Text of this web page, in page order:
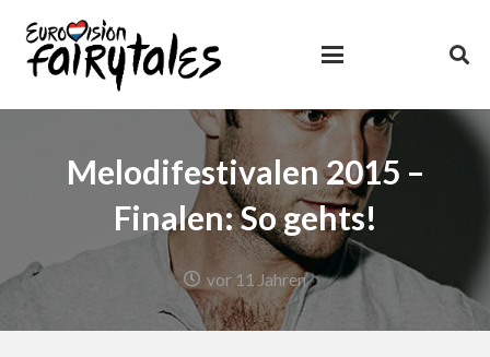
Melodifestivalen 2015 –
Finalen: So gehts!
vor 11 Jahren